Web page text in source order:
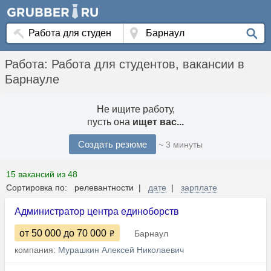
Работа: Работа для студентов, вакансии в
Барнауле
Не ищите работу,
пусть она ищет вас...
Создать резюме ~ 3 минуты
15 вакансий из 48
Сортировка по: релевантности | дате | зарплате
Администратор центра единоборств
от 50 000 до 70 000
Барнаул
компания: Мурашкин Алексей Николаевич